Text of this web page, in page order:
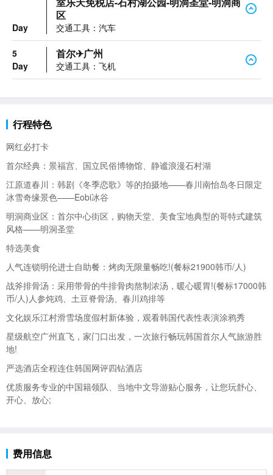
Day
区
交通工具：汽车
5
Day
首尔✈广州
交通工具：飞机
行程特色
网红必打卡
首尔经典：景福宫、国立民俗博物馆、静谧浪漫石村湖
江原道春川：韩剧《冬季恋歌》等的拍摄地——春川南怡岛冬日限定
冰雪奇缘景色——Eobi冰谷
明洞商业区：首尔中心街区，购物天堂、美食宝地典型的哥特式建筑
风格——明洞圣堂
特选美食
人气连锁明伦进士自助餐：烤肉无限量畅吃!(餐标21900韩币/人)
战斧排骨汤：采用带骨的牛排骨肉熬制浓汤，暖心暖胃!(餐标17000韩
币/人)人参炖鸡、土豆脊骨汤、春川鸡排等
文化娱乐江村滑雪场度假村新体验，观看韩国代表性表演涂鸦秀
星级航空广州直飞，家门口出发，一次旅行畅玩韩国首尔人气旅游胜
地!
严选酒店全程连住韩国网评四钻酒店
优质服务专业的中国籍领队、当地中文导游贴心服务，让您玩舒心、
开心、放心;
费用信息